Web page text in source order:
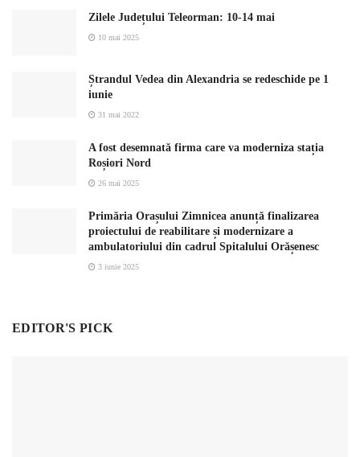
Zilele Județului Teleorman: 10-14 mai
10 mai 2025
Ștrandul Vedea din Alexandria se redeschide pe 1
iunie
31 mai 2022
A fost desemnată firma care va moderniza stația
Roșiori Nord
26 mai 2025
Primăria Orașului Zimnicea anunță finalizarea
proiectului de reabilitare și modernizare a
ambulatoriului din cadrul Spitalului Orășenesc
3 iunie 2025
EDITOR'S PICK